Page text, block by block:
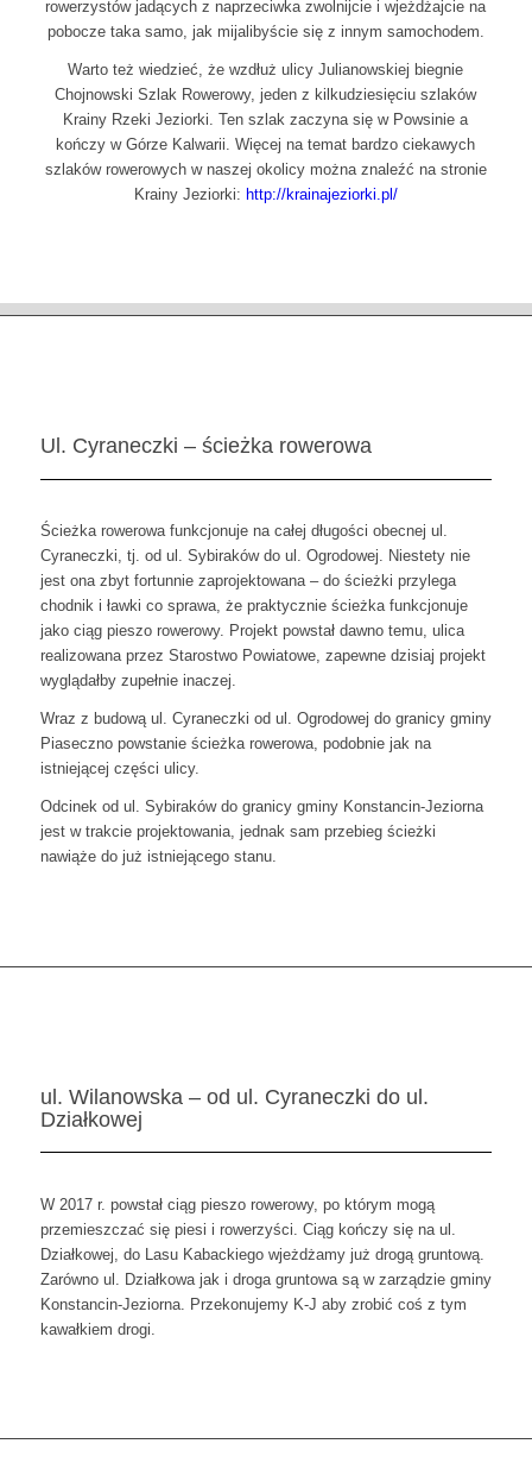
rowerzystów jadących z naprzeciwka zwolnijcie i wjeżdżajcie na
pobocze taka samo, jak mijalibyście się z innym samochodem.
Warto też wiedzieć, że wzdłuż ulicy Julianowskiej biegnie
Chojnowski Szlak Rowerowy, jeden z kilkudziesięciu szlaków
Krainy Rzeki Jeziorki. Ten szlak zaczyna się w Powsinie a
kończy w Górze Kalwarii. Więcej na temat bardzo ciekawych
szlaków rowerowych w naszej okolicy można znaleźć na stronie
Krainy Jeziorki: http://krainajeziorki.pl/
Ul. Cyraneczki – ścieżka rowerowa
Ścieżka rowerowa funkcjonuje na całej długości obecnej ul.
Cyraneczki, tj. od ul. Sybiraków do ul. Ogrodowej. Niestety nie
jest ona zbyt fortunnie zaprojektowana – do ścieżki przylega
chodnik i ławki co sprawa, że praktycznie ścieżka funkcjonuje
jako ciąg pieszo rowerowy. Projekt powstał dawno temu, ulica
realizowana przez Starostwo Powiatowe, zapewne dzisiaj projekt
wyglądałby zupełnie inaczej.
Wraz z budową ul. Cyraneczki od ul. Ogrodowej do granicy gminy
Piaseczno powstanie ścieżka rowerowa, podobnie jak na
istniejącej części ulicy.
Odcinek od ul. Sybiraków do granicy gminy Konstancin-Jeziorna
jest w trakcie projektowania, jednak sam przebieg ścieżki
nawiąże do już istniejącego stanu.
ul. Wilanowska – od ul. Cyraneczki do ul.
Działkowej
W 2017 r. powstał ciąg pieszo rowerowy, po którym mogą
przemieszczać się piesi i rowerzyści. Ciąg kończy się na ul.
Działkowej, do Lasu Kabackiego wjeżdżamy już drogą gruntową.
Zarówno ul. Działkowa jak i droga gruntowa są w zarządzie gminy
Konstancin-Jeziorna. Przekonujemy K-J aby zrobić coś z tym
kawałkiem drogi.